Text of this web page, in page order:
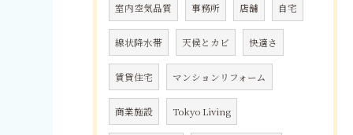
室内空気品質 事務所 店舗 自宅
線状降水帯 天候とカビ 快適さ
賃貸住宅 マンションリフォーム
商業施設 Tokyo Living